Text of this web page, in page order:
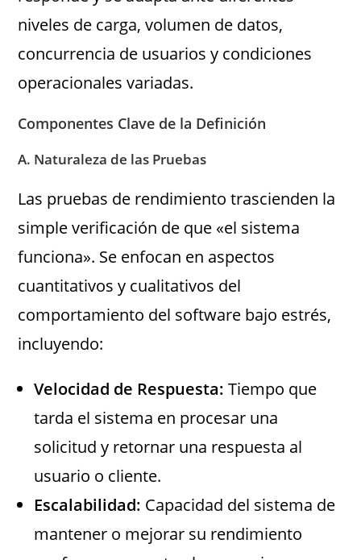
niveles de carga, volumen de datos,
concurrencia de usuarios y condiciones
operacionales variadas.
Componentes Clave de la Definición
A. Naturaleza de las Pruebas
Las pruebas de rendimiento trascienden la
simple verificación de que «el sistema
funciona». Se enfocan en aspectos
cuantitativos y cualitativos del
comportamiento del software bajo estrés,
incluyendo:
Velocidad de Respuesta: Tiempo que
tarda el sistema en procesar una
solicitud y retornar una respuesta al
usuario o cliente.
Escalabilidad: Capacidad del sistema de
mantener o mejorar su rendimiento